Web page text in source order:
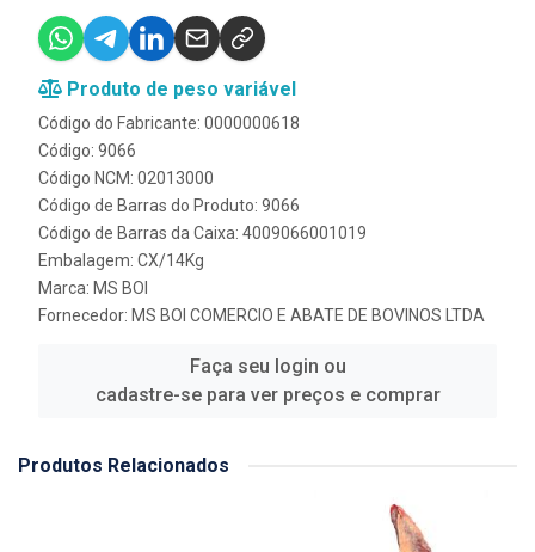
Produto de peso variável
Código do Fabricante: 0000000618
Código: 9066
Código NCM: 02013000
Código de Barras do Produto: 9066
Código de Barras da Caixa: 4009066001019
Embalagem: CX/14Kg
Marca: MS BOI
Fornecedor: MS BOI COMERCIO E ABATE DE BOVINOS LTDA
Faça seu login ou
cadastre-se para ver preços e comprar
Produtos Relacionados